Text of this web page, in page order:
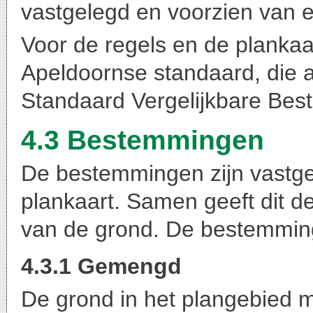
vastgelegd en voorzien van
Voor de regels en de
Apeldoornse standaard, die
Standaard Vergelijkbare
4.3 Bestemmingen
De bestemmingen zijn
plankaart. Samen geeft dit
van de grond. De
4.3.1 Gemengd
De grond in het plangebied